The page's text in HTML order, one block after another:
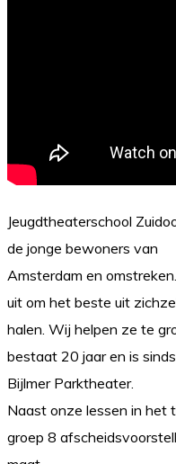
Jeugdtheaterschool
de jonge bewoners van
Amsterdam en
uit om het beste uit
halen. Wij helpen ze te
bestaat 20 jaar en is
Bijlmer Parktheater.
Naast onze lessen in het
groep 8